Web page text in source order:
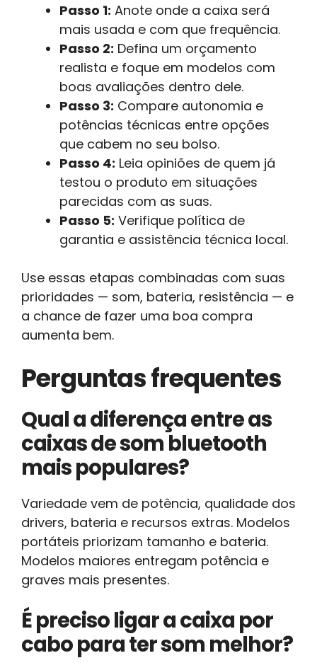
Passo 1: Anote onde a caixa será
mais usada e com que frequência.
Passo 2: Defina um orçamento
realista e foque em modelos com
boas avaliações dentro dele.
Passo 3: Compare autonomia e
potências técnicas entre opções
que cabem no seu bolso.
Passo 4: Leia opiniões de quem já
testou o produto em situações
parecidas com as suas.
Passo 5: Verifique política de
garantia e assistência técnica local.
Use essas etapas combinadas com suas
prioridades — som, bateria, resistência — e
a chance de fazer uma boa compra
aumenta bem.
Perguntas frequentes
Qual a diferença entre as
caixas de som bluetooth
mais populares?
Variedade vem de potência, qualidade dos
drivers, bateria e recursos extras. Modelos
portáteis priorizam tamanho e bateria.
Modelos maiores entregam potência e
graves mais presentes.
É preciso ligar a caixa por
cabo para ter som melhor?